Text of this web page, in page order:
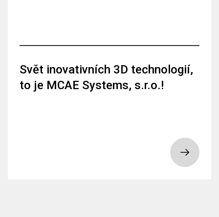
Svět inovativních 3D technologií,
to je MCAE Systems, s.r.o.!